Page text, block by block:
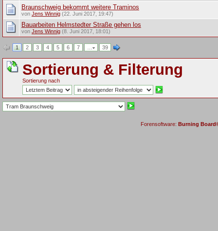
Braunschweig bekommt weitere Traminos
von Jens Winnig(22. Juni 2017, 19:47)
Bauarbeiten Helmstedter Straße gehen los
von Jens Winnig(8. Juni 2017, 18:01)
1 2 3 4 5 6 7 39
Sortierung & Filterung
Sortierung nach
Forensoftware: Burning